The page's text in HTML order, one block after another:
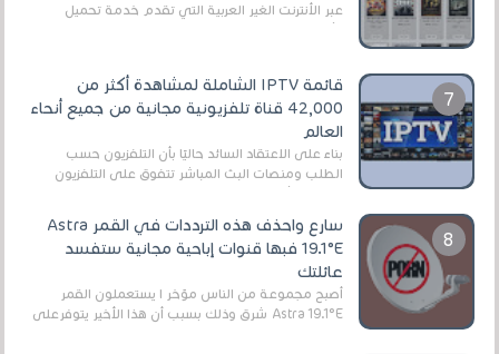
عبر الأنترنت الغير العربية التي تقدم خدمة تحميل
قائمة IPTV الشاملة لمشاهدة أكثر من
42,000 قناة تلفزيونية مجانية من جميع أنحاء
العالم
بناءً على الاعتقاد السائد حاليًا بأن التلفزيون حسب
الطلب ومنصات البث المباشر تتفوق على التلفزيون
سارع واحذف هذه الترددات في القمر Astra
19.1°E فبها قنوات إباحية مجانية ستفسد
عائلتك
أصبح مجموعة من الناس مؤخر ا يستعملون القمر
Astra 19.1°E شرق وذلك بسبب أن هذا الأخير يتوفرعلى